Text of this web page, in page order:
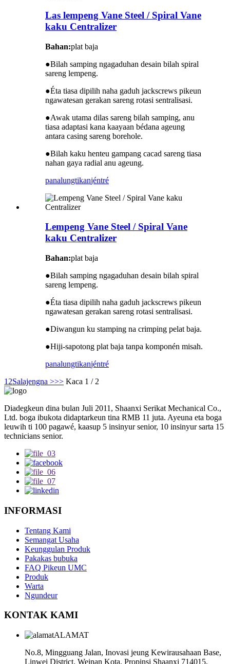
Las lempeng Vane Steel / Spiral Vane
kaku Centralizer
Bahan:plat baja
●Bilah samping ngagaduhan desain bilah spiral
sareng lempeng.
●Éta tiasa dipilih naha gaduh jackscrews pikeun
ngawatesan gerakan sareng rotasi sentralisasi.
●Awak utama dilas sareng bilah samping, anu
tiasa adaptasi kana kaayaan bédana ageung
antara casing sareng borehole.
●Bilah kaku henteu gampang cacad sareng tiasa
nahan gaya radial anu ageung.
panalungtikanjéntré
Lempeng Vane Steel / Spiral Vane
kaku Centralizer
Bahan:plat baja
●Bilah samping ngagaduhan desain bilah spiral
sareng lempeng.
●Éta tiasa dipilih naha gaduh jackscrews pikeun
ngawatesan gerakan sareng rotasi sentralisasi.
●Diwangun ku stamping na crimping pelat baja.
●Hiji-sapotong plat baja tanpa komponén misah.
panalungtikanjéntré
1 2Salajengna >>> Kaca 1 / 2
Diadegkeun dina bulan Juli 2011, Shaanxi Serikat Mechanical Co.,
Ltd. boga ibukota didaptarkeun tina RMB 11 juta. Ayeuna eta boga
leuwih ti 100 pagawé, kaasup 5 insinyur senior, 10 insinyur sarta 15
technicians senior.
INFORMASI
Tentang Kami
Semangat Usaha
Keunggulan Produk
Pakakas bubuka
FAQ Pikeun UMC
Produk
Warta
Ngundeur
KONTAK KAMI
ALAMAT
No.8, Mingguang Jalan, Inovasi jeung Kewirausahaan Base,
Linwei District, Weinan Kota, Propinsi Shaanxi 714015,